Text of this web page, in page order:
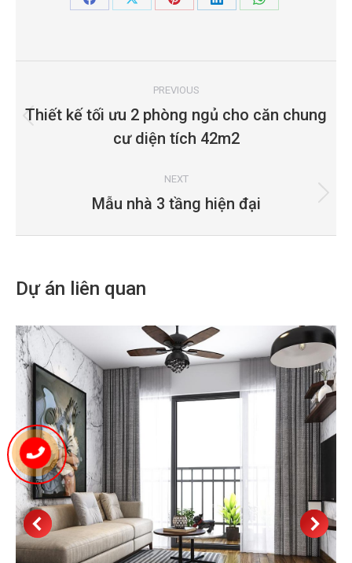
Share
Share
Share
Share
Share
PREVIOUS
Previous
project:
Thiết kế tối ưu 2 phòng ngủ cho căn chung
cư diện tích 42m2
NEXT
Next
Mẫu nhà 3 tầng hiện đại
Dự án liên quan